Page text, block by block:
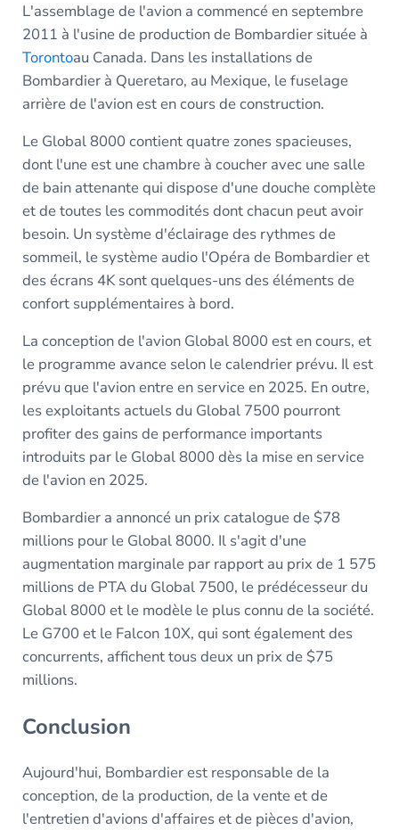
L'assemblage de l'avion a commencé en septembre
2011 à l'usine de production de Bombardier située à
Torontoau Canada. Dans les installations de
Bombardier à Queretaro, au Mexique, le fuselage
arrière de l'avion est en cours de construction.
Le Global 8000 contient quatre zones spacieuses,
dont l'une est une chambre à coucher avec une salle
de bain attenante qui dispose d'une douche complète
et de toutes les commodités dont chacun peut avoir
besoin. Un système d'éclairage des rythmes de
sommeil, le système audio l'Opéra de Bombardier et
des écrans 4K sont quelques-uns des éléments de
confort supplémentaires à bord.
La conception de l'avion Global 8000 est en cours, et
le programme avance selon le calendrier prévu. Il est
prévu que l'avion entre en service en 2025. En outre,
les exploitants actuels du Global 7500 pourront
profiter des gains de performance importants
introduits par le Global 8000 dès la mise en service
de l'avion en 2025.
Bombardier a annoncé un prix catalogue de $78
millions pour le Global 8000. Il s'agit d'une
augmentation marginale par rapport au prix de 1 575
millions de PTA du Global 7500, le prédécesseur du
Global 8000 et le modèle le plus connu de la société.
Le G700 et le Falcon 10X, qui sont également des
concurrents, affichent tous deux un prix de $75
millions.
Conclusion
Aujourd'hui, Bombardier est responsable de la
conception, de la production, de la vente et de
l'entretien d'avions d'affaires et de pièces d'avion,